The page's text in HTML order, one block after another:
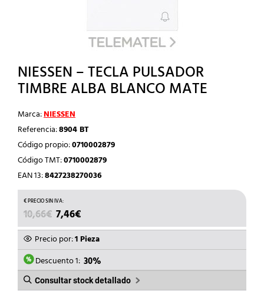
NIESSEN – TECLA PULSADOR
TIMBRE ALBA BLANCO MATE
Marca:NIESSEN
Referencia:8904 BT
Código propio:0710002879
Código TMT:0710002879
EAN 13:8427238270036
10,66€ EL
PRECIO
ORIGINAL
ERA:
10,66€.
7,46€
PRECIO
ACTUAL
ES:
7,46€.
Precio por:1 Pieza
Descuento 1: 30%
Consultar stock detallado